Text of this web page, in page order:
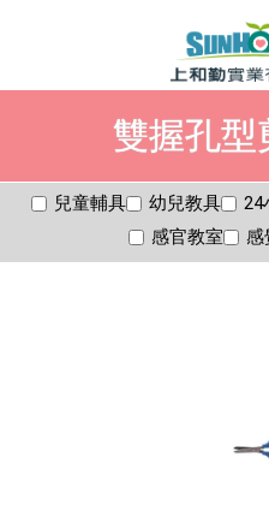
雙握孔型
兒童輔具 幼兒教具 24
感官教室
感